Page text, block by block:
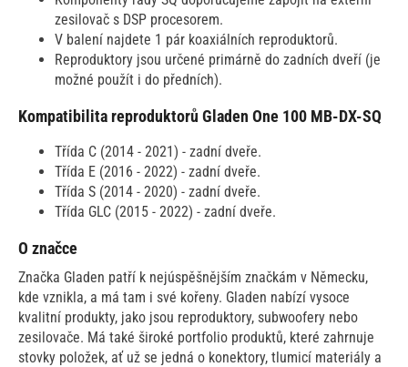
zesilovač s DSP procesorem.
V balení najdete 1 pár koaxiálních reproduktorů.
Reproduktory jsou určené primárně do zadních dveří (je
možné použít i do předních).
Kompatibilita reproduktorů Gladen One 100 MB-DX-SQ
Třída C (2014 - 2021) - zadní dveře.
Třída E (2016 - 2022) - zadní dveře.
Třída S (2014 - 2020) - zadní dveře.
Třída GLC (2015 - 2022) - zadní dveře.
O značce
Značka Gladen patří k nejúspěšnějším značkám v Německu,
kde vznikla, a má tam i své kořeny. Gladen nabízí vysoce
kvalitní produkty, jako jsou reproduktory, subwoofery nebo
zesilovače. Má také široké portfolio produktů, které zahrnuje
stovky položek, ať už se jedná o konektory, tlumicí materiály a